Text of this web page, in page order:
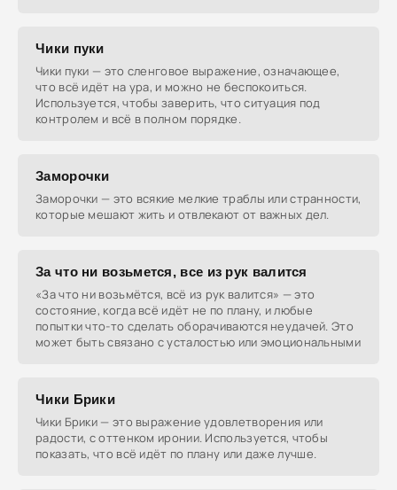
Чики пуки
Чики пуки — это сленговое выражение, означающее,
что всё идёт на ура, и можно не беспокоиться.
Используется, чтобы заверить, что ситуация под
контролем и всё в полном порядке.
Заморочки
Заморочки — это всякие мелкие траблы или странности,
которые мешают жить и отвлекают от важных дел.
За что ни возьмется, все из рук валится
«За что ни возьмётся, всё из рук валится» — это
состояние, когда всё идёт не по плану, и любые
попытки что-то сделать оборачиваются неудачей. Это
может быть связано с усталостью или эмоциональными
Чики Брики
Чики Брики — это выражение удовлетворения или
радости, с оттенком иронии. Используется, чтобы
показать, что всё идёт по плану или даже лучше.